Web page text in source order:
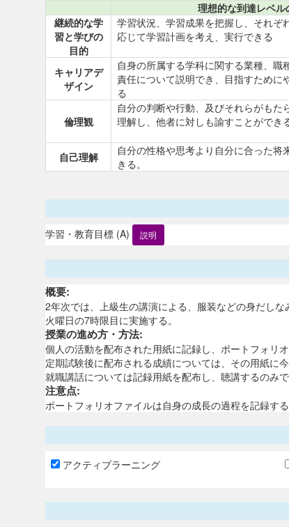
理想的な到達レベル
継続的な学
習と学びの
目的
学習状況、学習成果を把握し、それぞ
応じて学習計画を考え、実行できる
キャリアデ
ザイン
自身の所属する学科に関する業種、職
責任について説明でき、目指すために
る
倫理観
自分の判断や行動、及びそれらがもた
理解し、他者に対しも諭すことができ
自己理解
自分の性格や思考より自分に合った将
きる。
学習・教育目標 (A) 説明
概要:
2年次では、上級生の講演による、服装などの身だし
火曜日の7時限目に実施する。
授業の進め方・方法:
個人の活動を配布された用紙に記録し、ポートフォリオ
定期試験後に配布される成績については、その用紙に
就職講話については記録用紙を配布し、聴講するのみ
注意点:
ポートフォリオファイルは自身の成長の過程を記録す
アクティブラーニング